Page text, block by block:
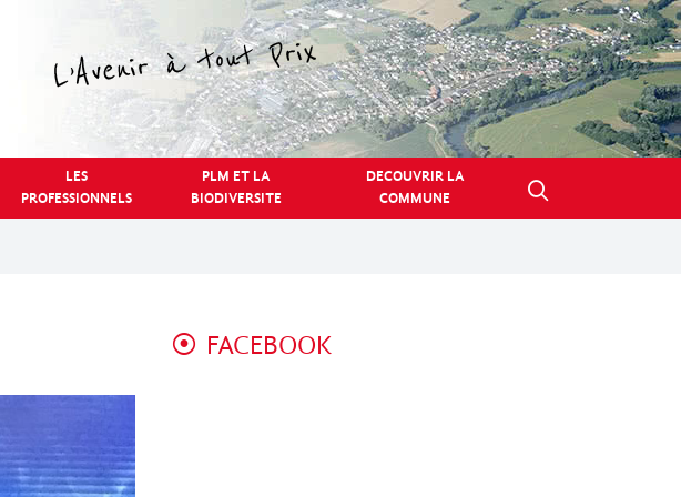
LES
PROFESSIONNELS
PLM ET LA
BIODIVERSITE
DECOUVRIR LA
COMMUNE
FACEBOOK